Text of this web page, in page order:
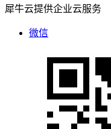
犀牛云提供企业云服务
微信